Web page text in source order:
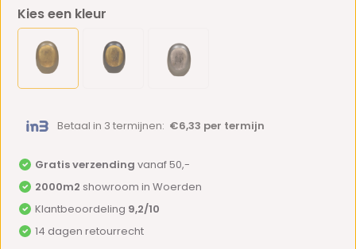
Kies een kleur
Betaal in 3 termijnen: €6,33 per termijn
Gratis verzending vanaf 50,-
2000m2 showroom in Woerden
Klantbeoordeling 9,2/10
14 dagen retourrecht